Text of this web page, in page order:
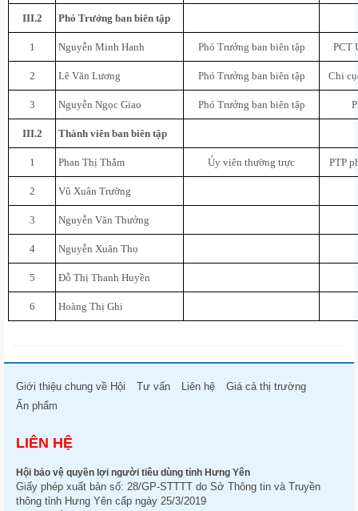
III.2 Phó Trưởng ban biên tập
1 Nguyễn Minh Hanh Phó Trưởng ban biên tập PCT
2 Lê Văn Lương Phó Trưởng ban biên tập Chi
3 Nguyễn Ngọc Giao Phó Trưởng ban biên tập
III.2 Thành viên ban biên tập
1 Phan Thị Thắm Ủy viên thường trực PTP
2 Vũ Xuân Trường
3 Nguyễn Văn Thưởng
4 Nguyễn Xuân Thọ
5 Đỗ Thị Thanh Huyền
6 Hoàng Thị Ghi
Giới thiệu chung về Hội Tư vấn Liên hệ
Giá cả thị trường
Ấn phẩm
LIÊN HỆ
Hội bảo vệ quyền lợi người tiêu dùng tỉnh Hưng Yên
Giấy phép xuất bản số: 28/GP-STTTT do Sở Thông tin và Truyền
thông tỉnh Hưng Yên cấp ngày 25/3/2019